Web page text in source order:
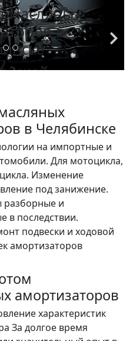
в
и
в Челябинске
на импортные и
Для мотоцикла,
Изменение
под занижение.
разборные и
в последствии.
подвески и ходовой
амортизаторов
амортизаторов
характеристик
За долгое время